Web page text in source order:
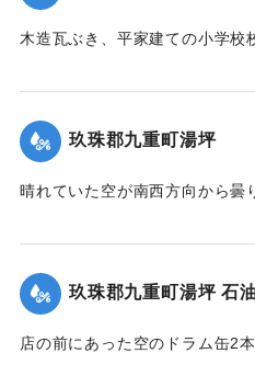
木造瓦ぶき、平家建ての小学校
コンクリートブロック塀（高
が倒れた。直径20センチの運
は70〜80メートル先の田んぼに
｜固有コード:00781005
玖珠郡九重町湯坪
晴れていた空が南西方向から曇
高さ100メートルにおよぶ竜巻
ートルの幅で2〜3キロメート
倒し、瓦を吹き上げながら通り
150世帯の全戸が22時まで停電
玖珠郡九重町湯坪 石
店の前にあった空のドラム缶2